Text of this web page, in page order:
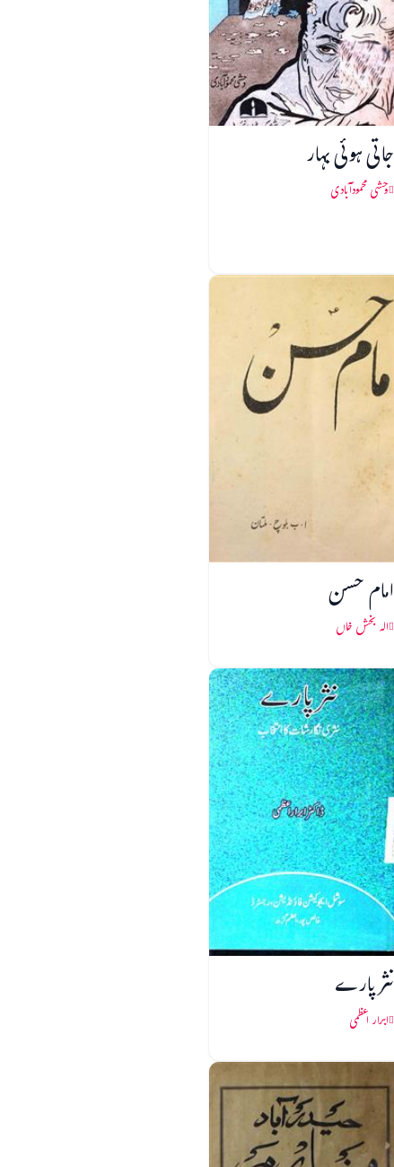
جاتی ہوئی بہار
وحشی محمودآبادی
امام حسن
الہ بخش خاں
نثر پارے
ابرار اعظمی